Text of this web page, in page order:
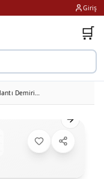
Giriş
🛒
Doblo Pratico Tampon Bağlantı Demiri Ön Alt 2015 - 2020 Meydan
Next